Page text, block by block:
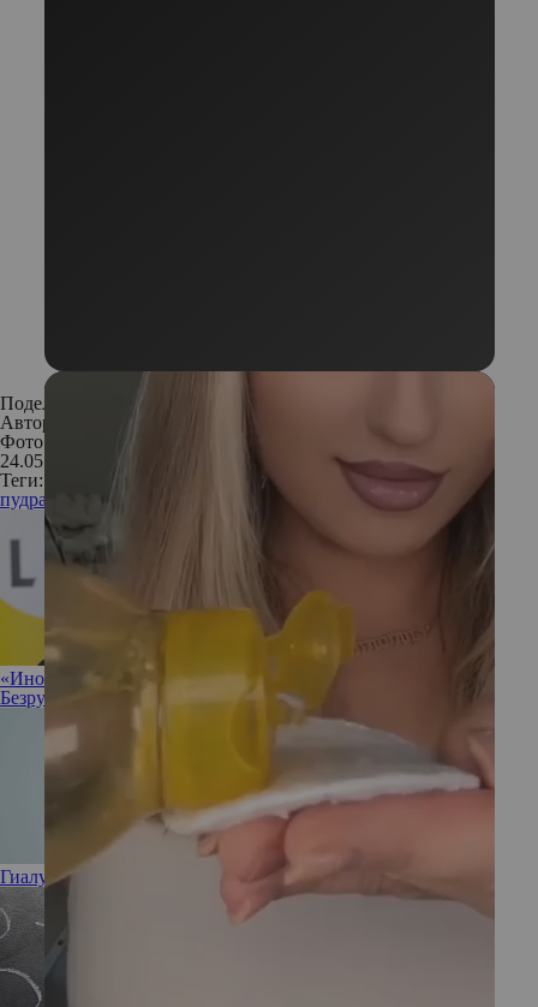
Поделиться:
Автор:
Владлен Родионов
Фото: Istockphoto; Архивы пресс-служб
24.05.2019
Теги:
пудра
«Иногда полезно разрешить себе ничего не делать»: Ирина
Безрукова не против прокрастинации
Гиалуроновая кислота: полезна или вредна